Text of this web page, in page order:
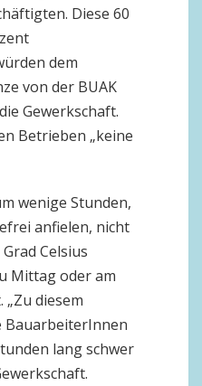
Diese 60
dem
von der BUAK
Gewerkschaft.
Betrieben „keine
wenige Stunden,
anfielen, nicht
Celsius
Mittag oder am
diesem
BauarbeiterInnen
lang schwer